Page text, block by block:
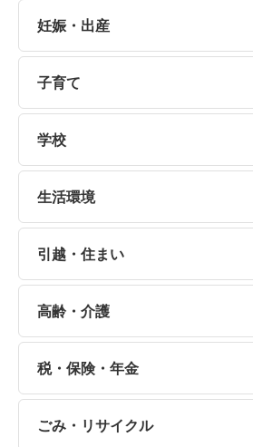
妊娠・出産
子育て
学校
生活環境
引越・住まい
高齢・介護
税・保険・年金
ごみ・リサイクル